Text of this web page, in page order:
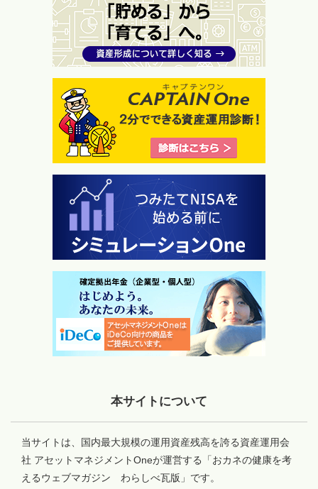
本サイトについて
当サイトは、国内最大規模の運用資産残高を誇る資産運用会
社 アセットマネジメントOneが運営する「おカネの健康を考
えるウェブマガジン わらしべ瓦版」です。